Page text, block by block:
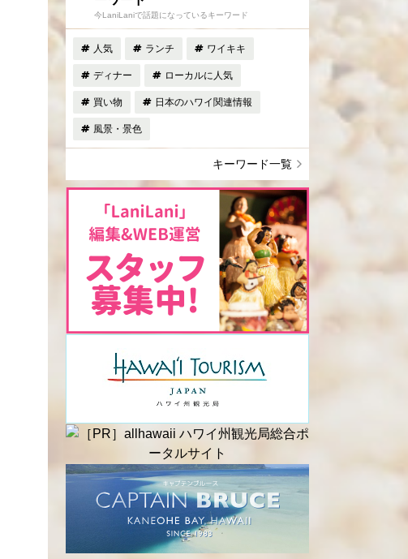
今LaniLaniで話題になっているキーワード
人気 ランチ ワイキキ
ディナー ローカルに人気
買い物 日本のハワイ関連情報
風景・景色
キーワード一覧